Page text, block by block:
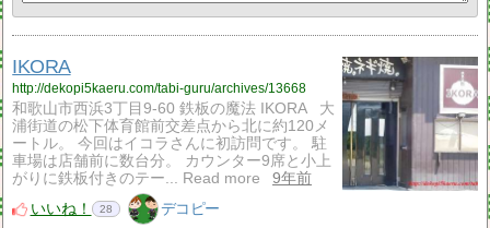
IKORA
http://dekopi5kaeru.com/tabi-guru/archives/13668
和歌山市西浜3丁目9-60 鉄板の魔法 IKORA 大
浦街道の松下体育館前交差点から北に約120メ
ートル。 今回はイコラさんに初訪問です。 駐
車場は店舗前に数台分。 カウンター9席と小上
がりに鉄板付きのテー... Read more
9年前
いいね！
28 デコピー